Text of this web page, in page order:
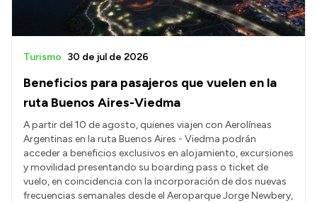
Beneficios para pasajeros que vuelen en la
ruta Buenos Aires-Viedma
Turismo 30 de jul de 2026
A partir del 10 de agosto, quienes viajen con Aerolíneas
Argentinas en la ruta Buenos Aires - Viedma podrán
acceder a beneficios exclusivos en alojamiento, excursiones
y movilidad presentando su boarding pass o ticket de
vuelo, en coincidencia con la incorporación de dos nuevas
frecuencias semanales desde el Aeroparque Jorge Newbery,